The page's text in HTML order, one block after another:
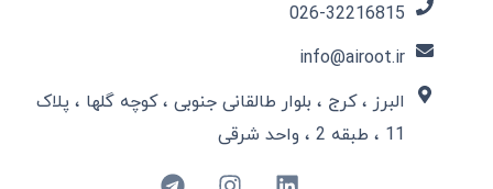
026-32216815​
info@airoot.ir
البرز ، کرج ، بلوار طالقانی جنوبی ، کوچه گلها ، پلاک
11 ، طبقه 2 ، واحد شرقی